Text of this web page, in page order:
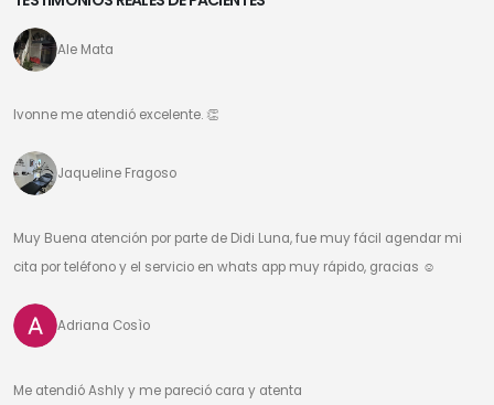
Ale Mata
Ivonne me atendió excelente. 👏
Jaqueline Fragoso
Muy Buena atención por parte de Didi Luna, fue muy fácil agendar mi
cita por teléfono y el servicio en whats app muy rápido, gracias ☺️
Adriana Cosìo
Me atendió Ashly y me pareció cara y atenta